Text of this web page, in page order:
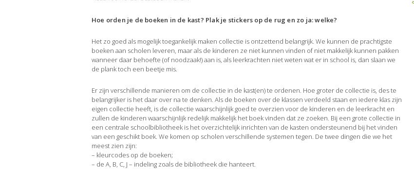
Hoe orden je de boeken in de kast? Plak je stickers op de rug en zo ja: welke?
Het zo goed als mogelijk toegankelijk maken collectie is ontzettend belangrijk. We kunnen de prachtigste
boeken aan scholen leveren, maar als de kinderen ze niet kunnen vinden of niet makkelijk kunnen pakken
wanneer daar behoefte (of noodzaak!) aan is, als leerkrachten niet weten wat er in school is, dan slaan we
de plank toch een beetje mis.
Er zijn verschillende manieren om de collectie in de kast(en) te ordenen. Hoe groter de collectie is, des te
belangrijker is het daar over na te denken. Als de boeken over de klassen verdeeld staan en iedere klas zijn
eigen collectie heeft, is de collectie waarschijnlijk goed te overzien voor de kinderen en de leerkracht en
zullen de kinderen waarschijnlijk redelijk makkelijk het boek vinden dat ze zoeken. Bij een grote collectie in
een centrale schoolbibliotheek is het overzichtelijk inrichten van de kasten ondersteunend bij het vinden
van een geschikt boek. We komen op scholen verschillende systemen tegen. De twee dingen die we het
meest zien zijn:
– kleurcodes op de boeken;
– de A, B, C, J – indeling zoals de bibliotheek die hanteert.